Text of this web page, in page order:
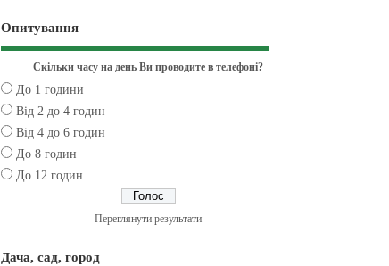
Опитування
Скільки часу на день Ви проводите в телефоні?
До 1 години
Від 2 до 4 годин
Від 4 до 6 годин
До 8 годин
До 12 годин
Переглянути результати
Дача, сад, город